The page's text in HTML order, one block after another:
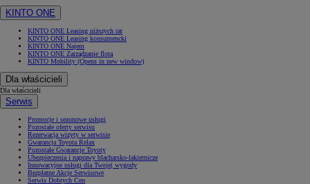
KINTO ONE
KINTO ONE Leasing niższych rat
KINTO ONE Leasing konsumencki
KINTO ONE Najem
KINTO ONE Zarządzanie flotą
KINTO Mobility (Opens in new window)
Dla właścicieli
Dla właścicieli
Serwis
Promocje i sezonowe usługi
Pozostałe oferty serwisu
Rezerwacja wizyty w serwisie
Gwarancja Toyota Relax
Pozostałe Gwarancje Toyoty
Ubezpieczenia i naprawy blacharsko-lakiernicze
Innowacyjne usługi dla Twojej wygody
Bezpłatne Akcje Serwisowe
Serwis Dobrych Cen